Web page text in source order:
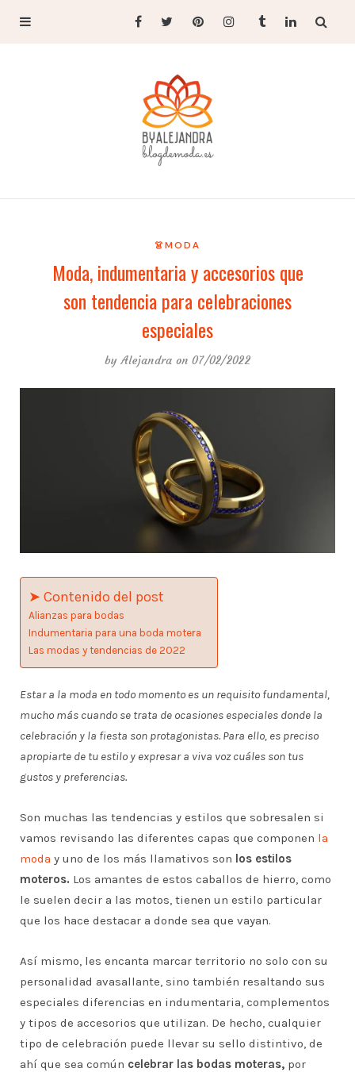
👗MODA
Moda, indumentaria y accesorios que
son tendencia para celebraciones
especiales
byAlejandra on 07/02/2022
➤ Contenido del post
Alianzas para bodas
Indumentaria para una boda motera
Las modas y tendencias de 2022
Estar a la moda en todo momento es un requisito fundamental,
mucho más cuando se trata de ocasiones especiales donde la
celebración y la fiesta son protagonistas. Para ello, es preciso
apropiarte de tu estilo y expresar a viva voz cuáles son tus
gustos y preferencias.
Son muchas las tendencias y estilos que sobresalen si
vamos revisando las diferentes capas que componen la
moda y uno de los más llamativos son los estilos
moteros. Los amantes de estos caballos de hierro, como
le suelen decir a las motos, tienen un estilo particular
que los hace destacar a donde sea que vayan.
Así mismo, les encanta marcar territorio no solo con su
personalidad avasallante, sino también resaltando sus
especiales diferencias en indumentaria, complementos
y tipos de accesorios que utilizan. De hecho, cualquier
tipo de celebración puede llevar su sello distintivo, de
ahí que sea común celebrar las bodas moteras, por